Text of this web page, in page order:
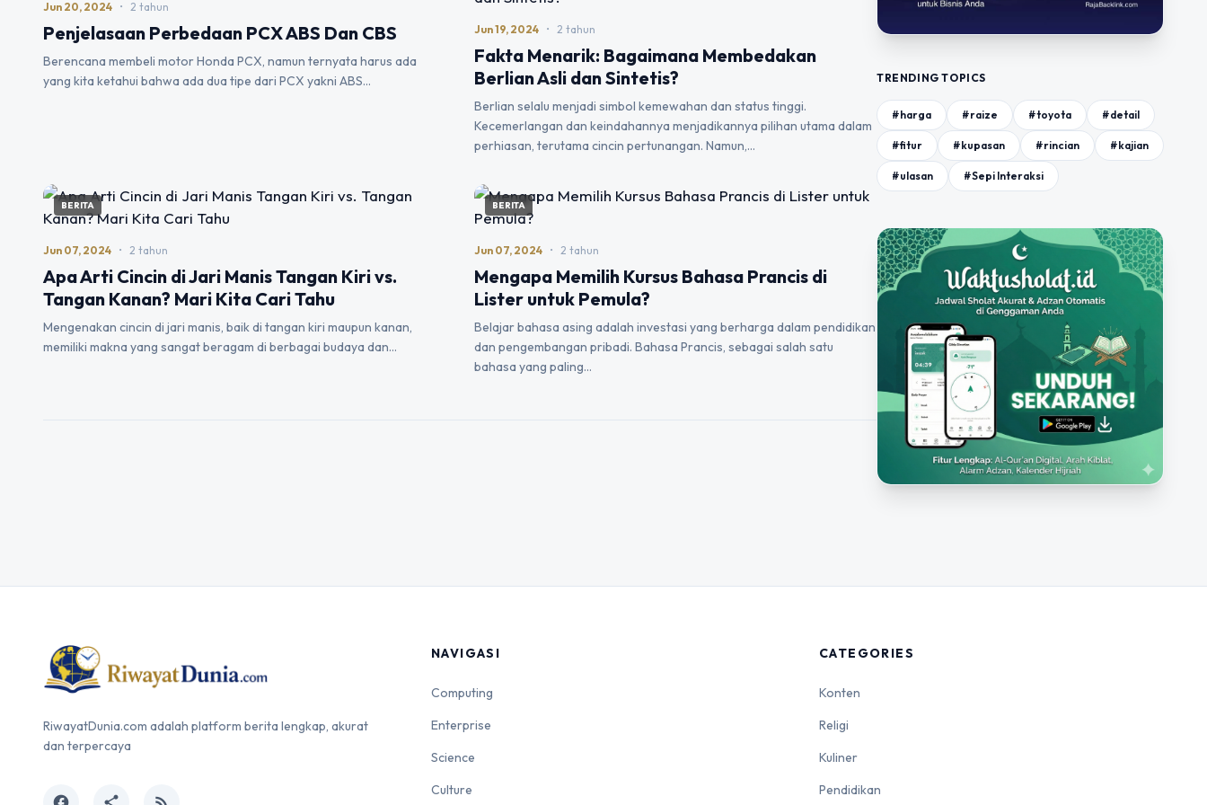
Jun 20, 2024 • 2 tahun
Penjelasaan Perbedaan PCX ABS Dan CBS
Berencana membeli motor Honda PCX, namun ternyata harus ada
yang kita ketahui bahwa ada dua tipe dari PCX yakni ABS…
Jun 19, 2024 • 2 tahun
Fakta Menarik: Bagaimana Membedakan
Berlian Asli dan Sintetis?
Berlian selalu menjadi simbol kemewahan dan status tinggi.
Kecemerlangan dan keindahannya menjadikannya pilihan utama dalam
perhiasan, terutama cincin pertunangan. Namun,…
BERITA
Jun 07, 2024 • 2 tahun
Apa Arti Cincin di Jari Manis Tangan Kiri vs.
Tangan Kanan? Mari Kita Cari Tahu
Mengenakan cincin di jari manis, baik di tangan kiri maupun kanan,
memiliki makna yang sangat beragam di berbagai budaya dan…
BERITA
Jun 07, 2024 • 2 tahun
Mengapa Memilih Kursus Bahasa Prancis di
Lister untuk Pemula?
Belajar bahasa asing adalah investasi yang berharga dalam pendidikan
dan pengembangan pribadi. Bahasa Prancis, sebagai salah satu
bahasa yang paling…
TRENDING TOPICS
#harga #raize #toyota #detail
#fitur #kupasan #rincian #kajian
#ulasan #Sepi Interaksi
RiwayatDunia.com adalah platform berita lengkap, akurat
dan terpercaya
NAVIGASI
Computing
Enterprise
Science
Culture
CATEGORIES
Konten
Religi
Kuliner
Pendidikan